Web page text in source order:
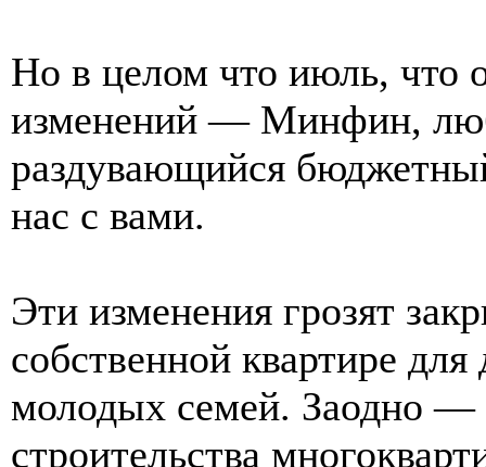
Но в целом что июль, что
изменений — Минфин,
раздувающийся
нас с вами.
Эти изменения грозят
собственной квартире
молодых семей. Заодно —
строительства